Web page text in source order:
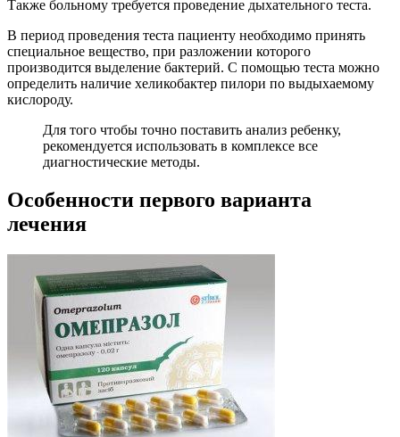
Также больному требуется проведение дыхательного теста.
В период проведения теста пациенту необходимо принять
специальное вещество, при разложении которого
производится выделение бактерий. С помощью теста можно
определить наличие хеликобактер пилори по выдыхаемому
кислороду.
Для того чтобы точно поставить анализ ребенку,
рекомендуется использовать в комплексе все
диагностические методы.
Особенности первого варианта
лечения